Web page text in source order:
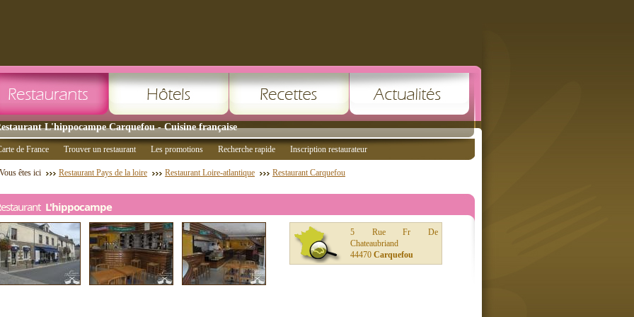
L'hippocampe Carquefou - Cuisine française
de France Trouver un restaurant Les promotions Recherche rapide Inscription restaurateur
Vous êtes ici Restaurant Pays de la loire Restaurant Loire-atlantique Restaurant Carquefou
L'hippocampe
5 Rue Fr De
Chateaubriand
44470 Carquefou